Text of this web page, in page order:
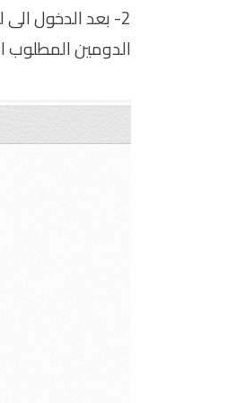
الدومين المطلوب